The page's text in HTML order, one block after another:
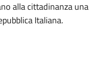
alla cittadinanza
Italiana.